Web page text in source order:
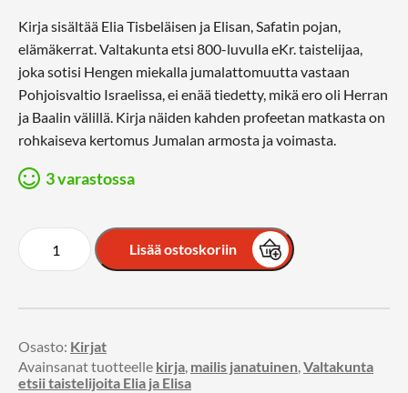
Kirja sisältää Elia Tisbeläisen ja Elisan, Safatin pojan,
elämäkerrat. Valtakunta etsi 800-luvulla eKr. taistelijaa,
joka sotisi Hengen miekalla jumalattomuutta vastaan
Pohjoisvaltio Israelissa, ei enää tiedetty, mikä ero oli Herran
ja Baalin välillä. Kirja näiden kahden profeetan matkasta on
rohkaiseva kertomus Jumalan armosta ja voimasta.
3 varastossa
Lisää ostoskoriin
Osasto: Kirjat
Avainsanat tuotteelle kirja, mailis janatuinen,Valtakunta
etsii taistelijoita Elia ja Elisa